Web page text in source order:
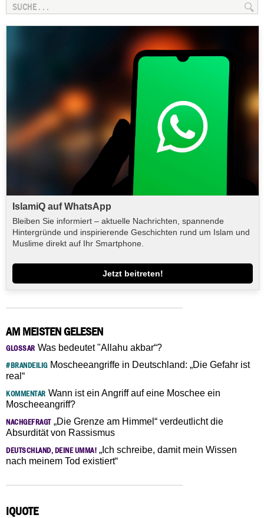
IslamiQ auf WhatsApp
Bleiben Sie informiert – aktuelle Nachrichten, spannende
Hintergründe und inspirierende Geschichten rund um Islam und
Muslime direkt auf Ihr Smartphone.
Jetzt beitreten!
AM MEISTEN GELESEN
GLOSSAR Was bedeutet "Allahu akbar“?
#BRANDEILIGMoscheeangriffe in Deutschland: „Die Gefahr ist
real“
KOMMENTAR Wann ist ein Angriff auf eine Moschee ein
Moscheeangriff?
NACHGEFRAGT„Die Grenze am Himmel“ verdeutlicht die
Absurdität von Rassismus
DEUTSCHLAND, DEINE UMMA! „Ich schreibe, damit mein Wissen
nach meinem Tod existiert“
IQUOTE